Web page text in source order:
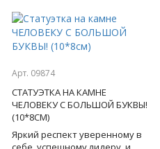
Арт. 09874
СТАТУЭТКА НА КАМНЕ
ЧЕЛОВЕКУ С БОЛЬШОЙ БУКВЫ!
(10*8СМ)
Яркий респект уверенному в